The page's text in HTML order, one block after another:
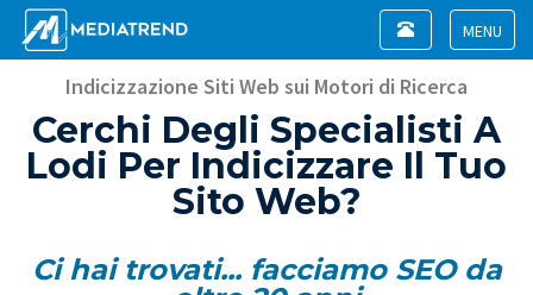
Toggle
Toggle
navigation
Indicizzazione Siti Web sui Motori di Ricerca
Cerchi Degli Specialisti A
Lodi Per Indicizzare Il Tuo
Sito Web?
Ci hai trovati... facciamo SEO da